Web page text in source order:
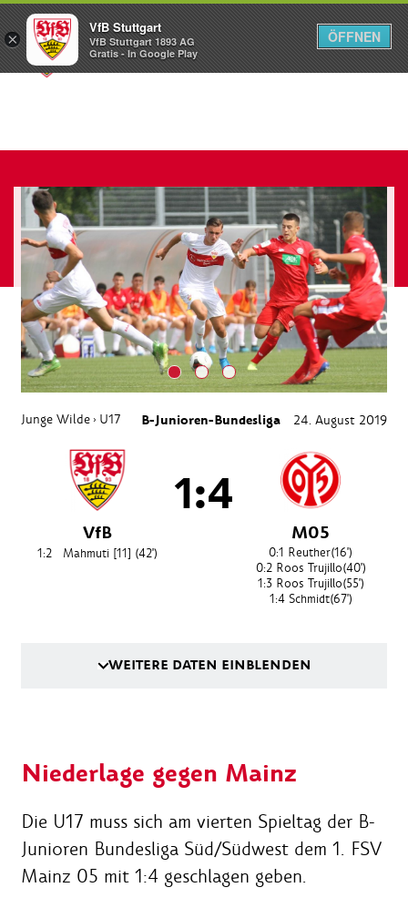
Menü
Junge Wilde › U17 B-Junioren-Bundesliga 24. August 2019
VfB
1:2 Mahmuti [11] (42')
1:4
M05
0:1 Reuther(16')
0:2 Roos Trujillo(40')
1:3 Roos Trujillo(55')
1:4 Schmidt(67')
WEITERE DATEN EINBLENDEN
Niederlage gegen Mainz
Die U17 muss sich am vierten Spieltag der B-
Junioren Bundesliga Süd/Südwest dem 1. FSV
Mainz 05 mit 1:4 geschlagen geben.
×
VfB Stuttgart
VfB Stuttgart 1893 AG
Gratis - In Google Play
ÖFFNEN